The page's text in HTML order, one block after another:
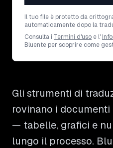
Il tuo file è protetto da
automaticamente dopo la
Consulta i Termini d'uso e l'
Bluente per scoprire come
Gli strumenti di
rovinano i
— tabelle, grafici e
lungo il processo.